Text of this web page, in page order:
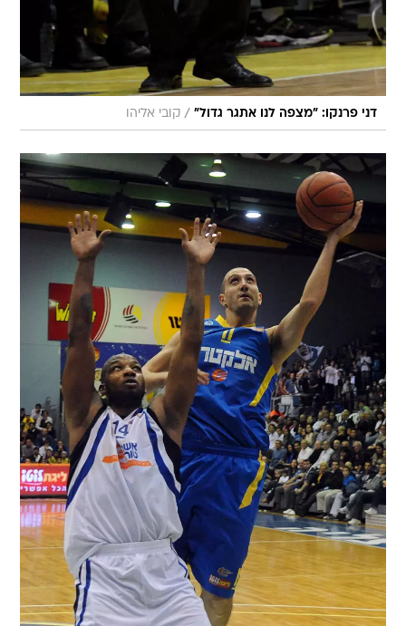
דני פרנקו: "מצפה לנו אתגר גדול" / קובי אליהו